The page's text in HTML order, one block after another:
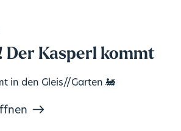
Der Kasperl kommt
in den Gleis//Garten 🚂